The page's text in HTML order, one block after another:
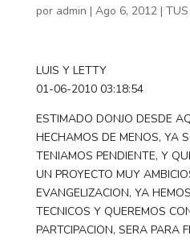
por admin | Ago 6, 2012|
LUIS Y LETTY
01-06-2010 03:18:54
ESTIMADO DONJO DESDE
HECHAMOS DE MENOS, YA
TENIAMOS PENDIENTE, Y
UN PROYECTO MUY
EVANGELIZACION, YA
TECNICOS Y QUEREMOS
PARTCIPACION, SERA PARA